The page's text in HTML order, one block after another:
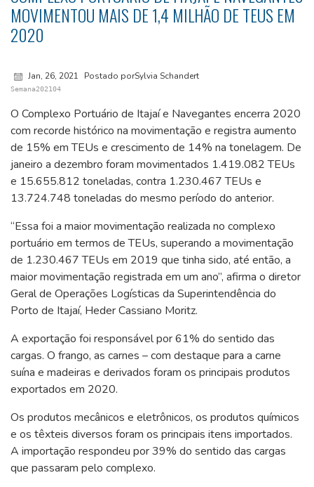
MOVIMENTOU MAIS DE 1,4 MILHÃO DE TEUS EM
2020
Jan, 26, 2021 Postado porSylvia Schandert
Semana202104
O Complexo Portuário de Itajaí e Navegantes encerra 2020
com recorde histórico na movimentação e registra aumento
de 15% em TEUs e crescimento de 14% na tonelagem. De
janeiro a dezembro foram movimentados 1.419.082 TEUs
e 15.655.812 toneladas, contra 1.230.467 TEUs e
13.724.748 toneladas do mesmo período do anterior.
“Essa foi a maior movimentação realizada no complexo
portuário em termos de TEUs, superando a movimentação
de 1.230.467 TEUs em 2019 que tinha sido, até então, a
maior movimentação registrada em um ano”, afirma o diretor
Geral de Operações Logísticas da Superintendência do
Porto de Itajaí, Heder Cassiano Moritz.
A exportação foi responsável por 61% do sentido das
cargas. O frango, as carnes – com destaque para a carne
suína e madeiras e derivados foram os principais produtos
exportados em 2020.
Os produtos mecânicos e eletrônicos, os produtos químicos
e os têxteis diversos foram os principais itens importados.
A importação respondeu por 39% do sentido das cargas
que passaram pelo complexo.